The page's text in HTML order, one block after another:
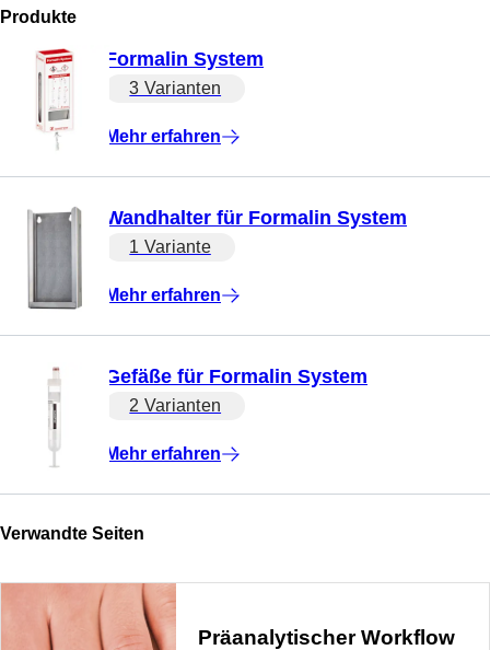
Produkte
Formalin System
3 Varianten
Mehr erfahren
Wandhalter für Formalin System
1 Variante
Mehr erfahren
Gefäße für Formalin System
2 Varianten
Mehr erfahren
Verwandte Seiten
Präanalytischer Workflow